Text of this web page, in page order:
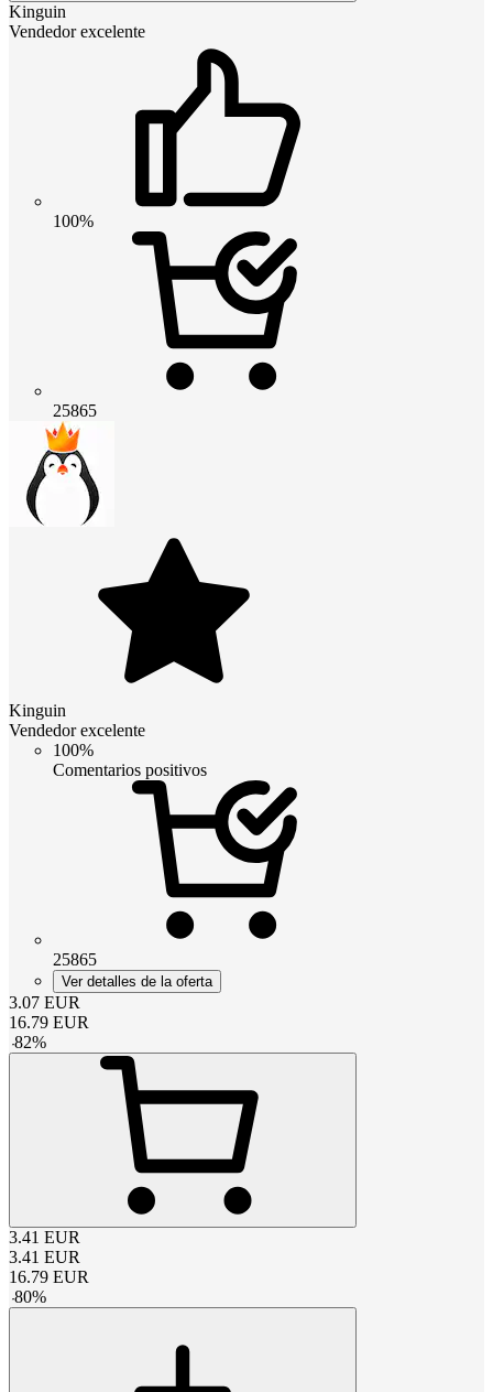
Kinguin
Vendedor excelente
100%
25865
Kinguin
Vendedor excelente
100%
Comentarios positivos
25865
Ver detalles de la oferta
3.07 EUR
16.79 EUR
-82%
3.41 EUR
3.41 EUR
16.79 EUR
-80%